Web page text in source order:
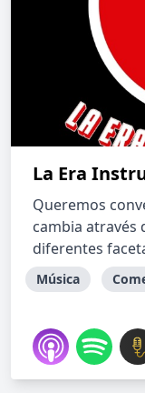
La Era
Queremos
cambia através
diferentes
Música